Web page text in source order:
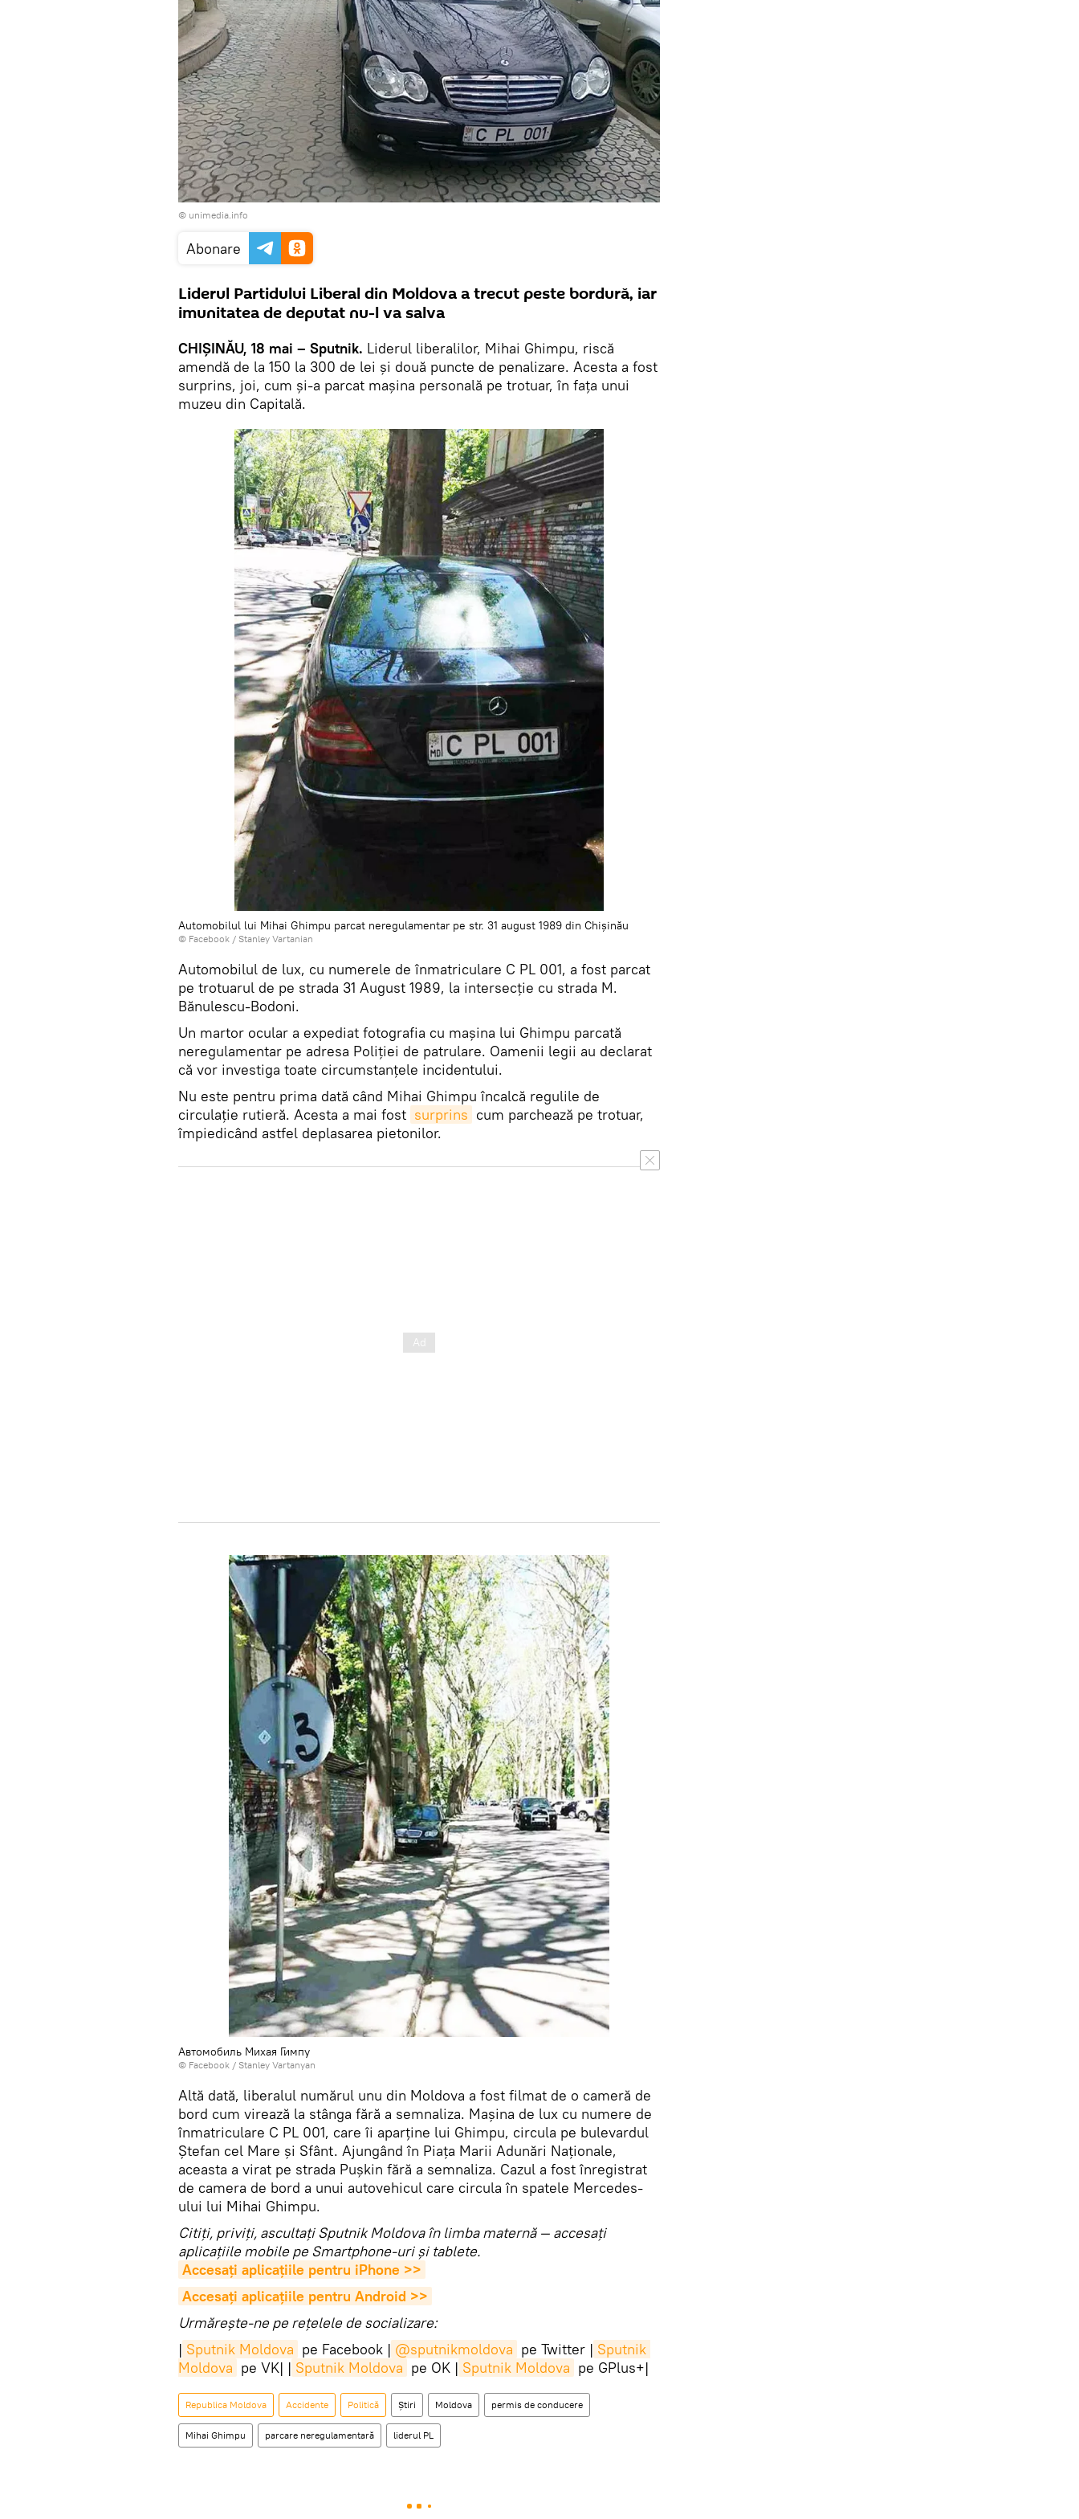
© unimedia.info
Abonare
Liderul Partidului Liberal din Moldova a trecut peste bordură, iar
imunitatea de deputat nu-l va salva
CHIȘINĂU, 18 mai – Sputnik. Liderul liberalilor, Mihai Ghimpu, riscă
amendă de la 150 la 300 de lei și două puncte de penalizare. Acesta a fost
surprins, joi, cum și-a parcat mașina personală pe trotuar, în fața unui
muzeu din Capitală.
Automobilul lui Mihai Ghimpu parcat neregulamentar pe str. 31 august 1989 din Chișinău
© Facebook / Stanley Vartanian
Automobilul de lux, cu numerele de înmatriculare C PL 001, a fost parcat
pe trotuarul de pe strada 31 August 1989, la intersecție cu strada M.
Bănulescu-Bodoni.
Un martor ocular a expediat fotografia cu mașina lui Ghimpu parcată
neregulamentar pe adresa Poliției de patrulare. Oamenii legii au declarat
că vor investiga toate circumstanțele incidentului.
Nu este pentru prima dată când Mihai Ghimpu încalcă regulile de
circulaţie rutieră. Acesta a mai fost surprins cum parchează pe trotuar,
împiedicând astfel deplasarea pietonilor.
Автомобиль Михая Гимпу
© Facebook / Stanley Vartanyan
Altă dată, liberalul numărul unu din Moldova a fost filmat de o cameră de
bord cum virează la stânga fără a semnaliza. Maşina de lux cu numere de
înmatriculare C PL 001, care îi aparţine lui Ghimpu, circula pe bulevardul
Ştefan cel Mare şi Sfânt. Ajungând în Piaţa Marii Adunări Naţionale,
aceasta a virat pe strada Puşkin fără a semnaliza. Cazul a fost înregistrat
de camera de bord a unui autovehicul care circula în spatele Mercedes-
ului lui Mihai Ghimpu.
Citiţi, priviţi, ascultaţi Sputnik Moldova în limba maternă — accesaţi
aplicaţiile mobile pe Smartphone-uri şi tablete.
Accesaţi aplicaţiile pentru iPhone >>
Accesaţi aplicaţiile pentru Android >>
Urmărește-ne pe rețelele de socializare:
| Sputnik Moldova pe Facebook | @sputnikmoldova pe Twitter | Sputnik
Moldova pe VK| | Sputnik Moldova pe OK | Sputnik Moldova pe GPlus+|
Republica Moldova Accidente Politică Știri Moldova permis de conducere
Mihai Ghimpu parcare neregulamentară liderul PL